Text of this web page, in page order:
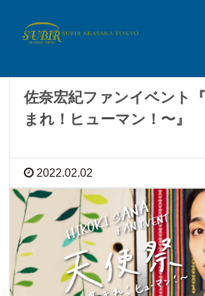
佐奈宏紀ファンイベント
まれ！ヒューマン！〜』
2022.02.02